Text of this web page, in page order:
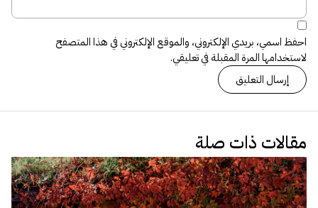
احفظ اسمي، بريدي الإلكتروني، والموقع الإلكتروني في هذا المتصفح
لاستخدامها المرة المقبلة في تعليقي.
مقالات ذات صلة